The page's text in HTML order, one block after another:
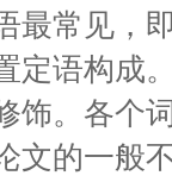
最常见，
定语构成
饰。各个
文的一般